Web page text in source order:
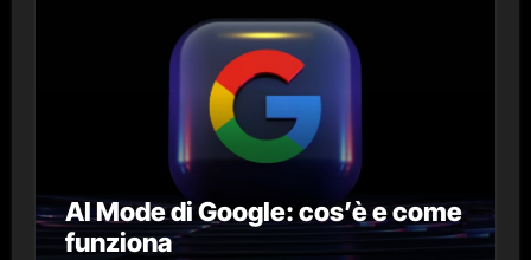
AI Mode di Google: cos’è e come
funziona